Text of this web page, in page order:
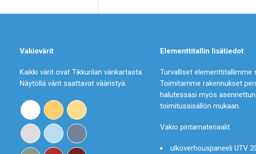
Vakiovärit
Kaikki värit ovat Tikkurilan värikartasta.
Näytöllä värit saattavat vääristyä.
Elementtitallin lisätiedot
Turvalliset
Toimitamme rakennukset
halutessasi myös
toimitussisällön mukaan.
Vakio pintamateriaalit
ulkoverhouspaneeli UTV